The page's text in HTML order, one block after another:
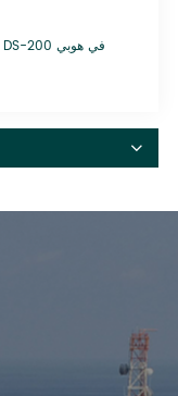
مشروع مضخة الأسمنت Elephant DS-200 في هوبي